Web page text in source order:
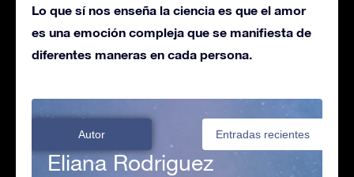
Lo que sí nos enseña la ciencia es que el amor
es una emoción compleja que se manifiesta de
diferentes maneras en cada persona.
Autor Entradas recientes
Eliana Rodriguez